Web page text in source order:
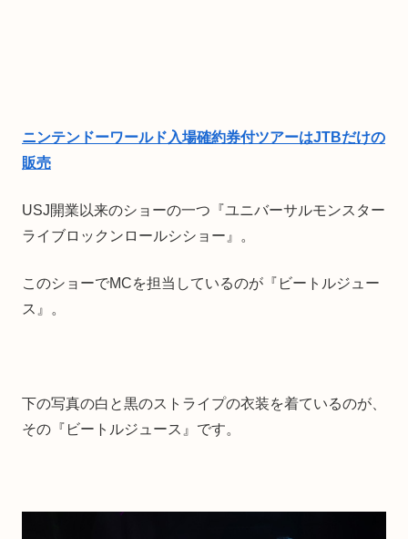
ニンテンドーワールド入場確約券付ツアーはJTBだけの
販売
USJ開業以来のショーの一つ『ユニバーサルモンスター
ライブロックンロールシショー』。
このショーでMCを担当しているのが『ビートルジュー
ス』。
下の写真の白と黒のストライプの衣装を着ているのが、
その『ビートルジュース』です。